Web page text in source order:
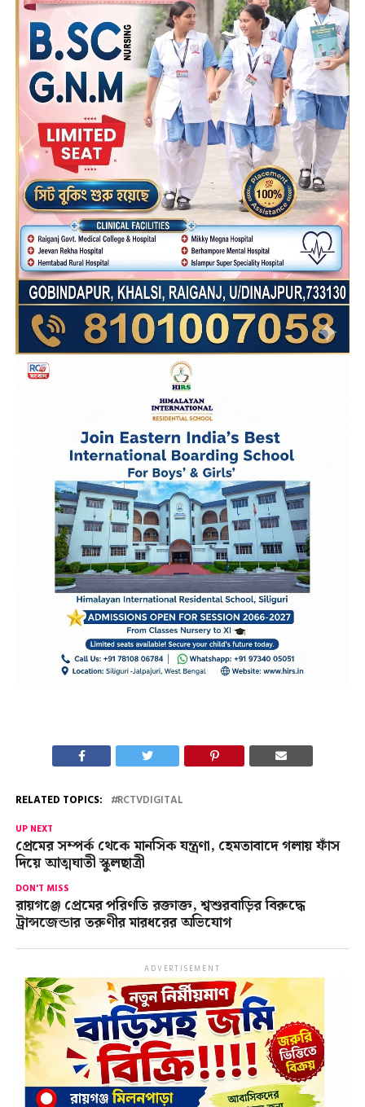
RELATED TOPICS: RCTVDIGITAL
UP NEXT
প্রেমের সম্পর্ক থেকে মানসিক যন্ত্রণা, হেমতাবাদে গলায় ফাঁস
দিয়ে আত্মঘাতী স্কুলছাত্রী
DON'T MISS
রায়গঞ্জে প্রেমের পরিণতি রক্তাক্ত, শ্বশুরবাড়ির বিরুদ্ধে
ট্রান্সজেন্ডার তরুণীর মারধরের অভিযোগ
ADVERTISEMENT